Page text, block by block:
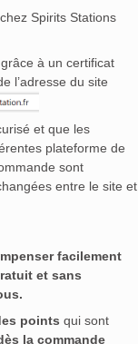
Spirits Stations
à un certificat
l’adresse du site
et que les
plateforme de
sont
entre le site et
facilement
et sans
points qui sont
la commande